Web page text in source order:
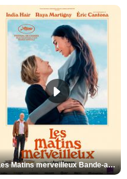
Les Matins merveilleux Bande-annonce VF